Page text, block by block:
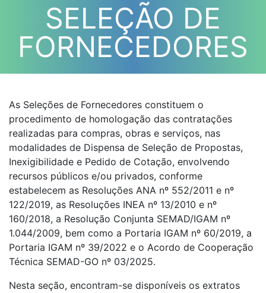
SELEÇÃO DE
FORNECEDORES
As Seleções de Fornecedores constituem o
procedimento de homologação das contratações
realizadas para compras, obras e serviços, nas
modalidades de Dispensa de Seleção de Propostas,
Inexigibilidade e Pedido de Cotação, envolvendo
recursos públicos e/ou privados, conforme
estabelecem as Resoluções ANA nº 552/2011 e nº
122/2019, as Resoluções INEA nº 13/2010 e nº
160/2018, a Resolução Conjunta SEMAD/IGAM nº
1.044/2009, bem como a Portaria IGAM nº 60/2019, a
Portaria IGAM nº 39/2022 e o Acordo de Cooperação
Técnica SEMAD-GO nº 03/2025.
Nesta seção, encontram-se disponíveis os extratos